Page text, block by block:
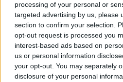
processing of your personal or
targeted advertising by us, please
section to confirm your selection.
opt-out request is processed you
interest-based ads based on
us or personal information
your opt-out. You may separately
disclosure of your personal
Τραγωδία στην Πάρο:
4χρονος βρέθηκε νεκρός
σε πισίνα